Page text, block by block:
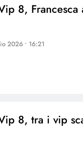
8, Francesca
2026 • 16:21
8, tra i vip